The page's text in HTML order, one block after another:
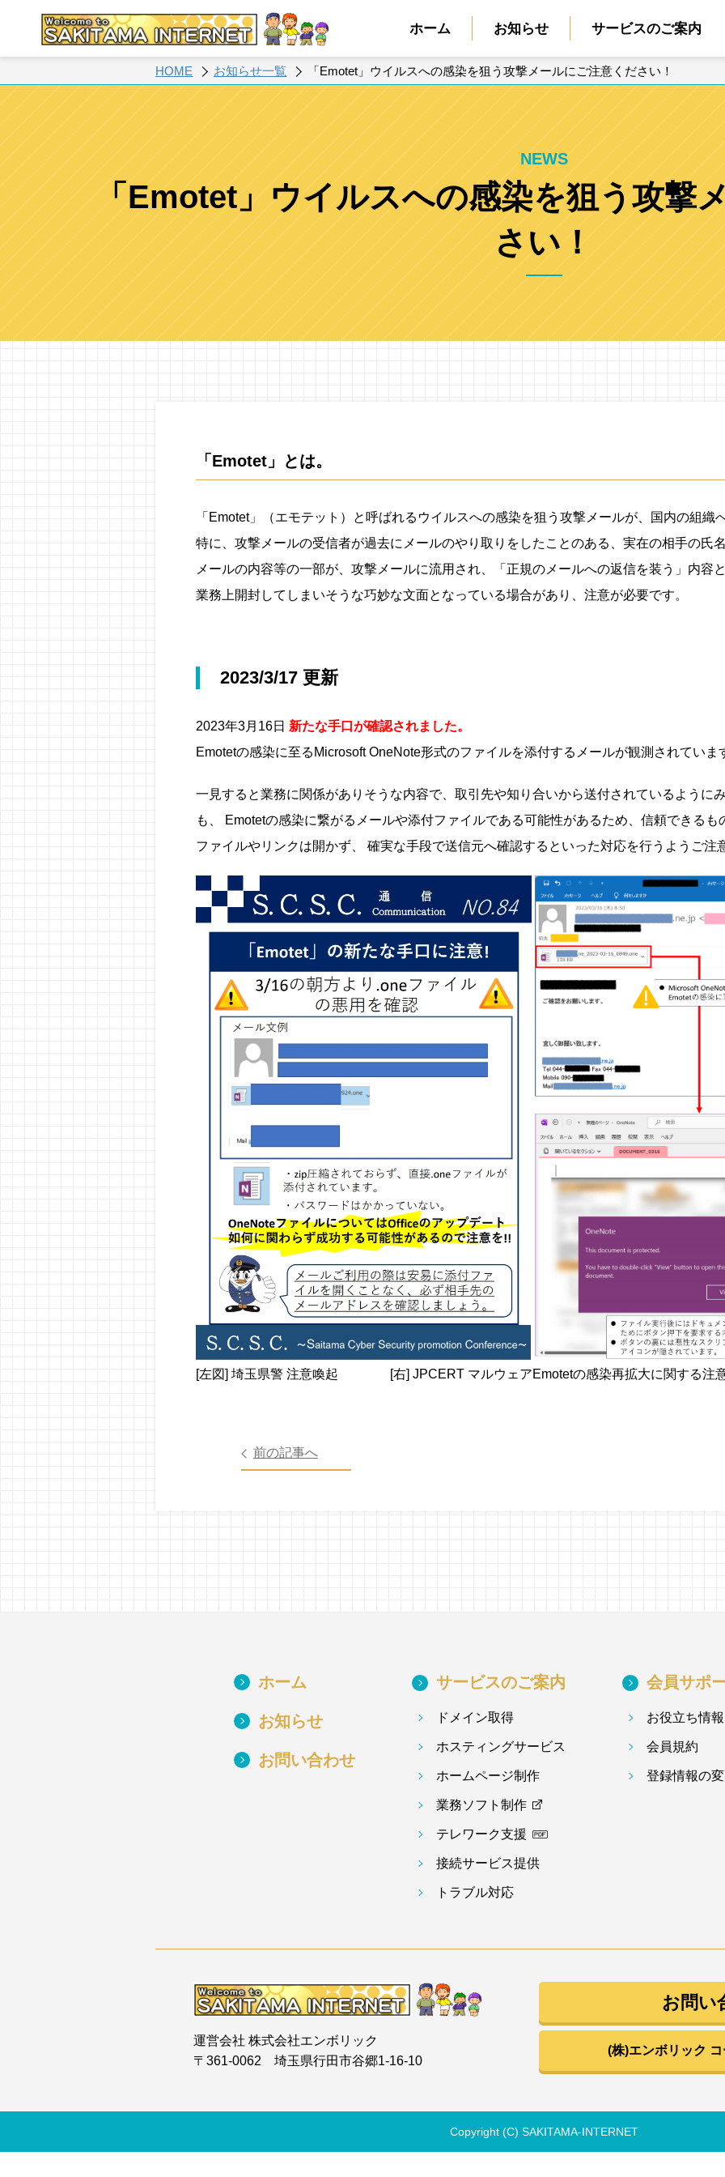
ホーム お知らせ サービスのご案内
HOME お知らせ一覧 「Emotet」ウイルスへの感染を狙う攻撃メールにご注意ください！
NEWS
「Emotet」ウイルスへの感染を狙う攻撃
さい！
「Emotet」とは。
「Emotet」（エモテット）と呼ばれるウイルスへの感染を狙う攻撃メールが、国内の組織
特に、攻撃メールの受信者が過去にメールのやり取りをしたことのある、実在の相手の氏
メールの内容等の一部が、攻撃メールに流用され、「正規のメールへの返信を装う」内容
業務上開封してしまいそうな巧妙な文面となっている場合があり、注意が必要です。
2023/3/17 更新
2023年3月16日 新たな手口が確認されました。
Emotetの感染に至るMicrosoft OneNote形式のファイルを添付するメールが観測されていま
一見すると業務に関係がありそうな内容で、取引先や知り合いから送付されているように
も、 Emotetの感染に繋がるメールや添付ファイルである可能性があるため、信頼できる
ファイルやリンクは開かず、 確実な手段で送信元へ確認するといった対応を行うようご注
[左図] 埼玉県警 注意喚起 [右] JPCERT マルウェアEmotetの感染再拡大に関する注
前の記事へ
ホーム
お知らせ
お問い合わせ
サービスのご案内
ドメイン取得
ホスティングサービス
ホームページ制作
業務ソフト制作
テレワーク支援
接続サービス提供
トラブル対応
会員サポ
お役立ち情報
会員規約
登録情報の
運営会社 株式会社エンボリック
〒361-0062 埼玉県行田市谷郷1-16-10
お問い
(株)エンボリック
Copyright (C) SAKITAMA-INTERNET